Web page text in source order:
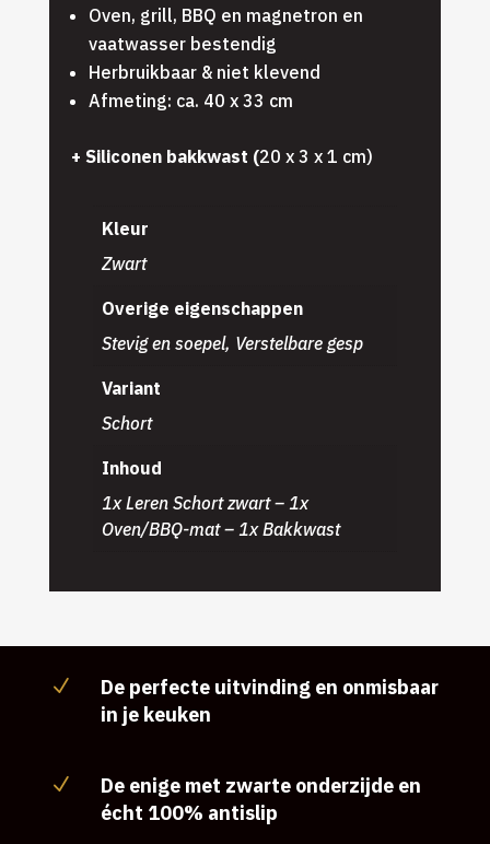
Oven, grill, BBQ en magnetron en
vaatwasser bestendig
Herbruikbaar & niet klevend
Afmeting: ca. 40 x 33 cm
+ Siliconen bakkwast (20 x 3 x 1 cm)
Kleur
Zwart
Overige eigenschappen
Stevig en soepel, Verstelbare gesp
Variant
Schort
Inhoud
1x Leren Schort zwart – 1x
Oven/BBQ-mat – 1x Bakkwast
N
De perfecte uitvinding en onmisbaar
in je keuken
N
De enige met zwarte onderzijde en
écht 100% antislip